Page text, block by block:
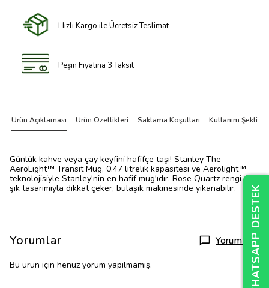
Hızlı Kargo ile Ücretsiz Teslimat
Peşin Fiyatına 3 Taksit
Ürün Açıklaması Ürün Özellikleri Saklama Koşulları Kullanım Şekli
Günlük kahve veya çay keyfini hafifçe taşı! Stanley The
AeroLight™ Transit Mug, 0.47 litrelik kapasitesi ve Aerolight™
teknolojisiyle Stanley'nin en hafif mug'ıdır. Rose Quartz rengi ve
şık tasarımıyla dikkat çeker, bulaşık makinesinde yıkanabilir.
Yorumlar Yorum Yap
Bu ürün için henüz yorum yapılmamış. WHATSAPP DESTEK
WHATSAPP DESTEK
WHATSAPP DESTEK